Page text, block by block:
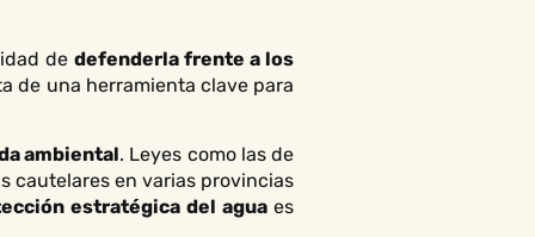
dedefenderla frente a los
de una herramienta clave para
ambiental. Leyes como las de
cautelares en varias provincias
estratégica del aguaes